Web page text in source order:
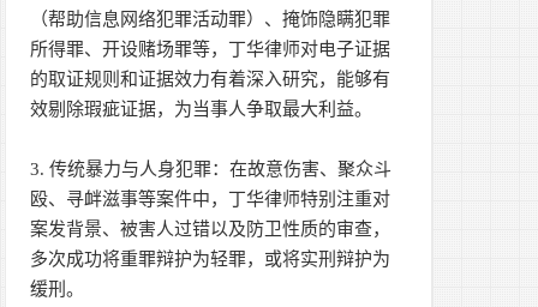
（帮助信息网络犯罪活动罪）、掩饰隐瞒犯罪
所得罪、开设赌场罪等，丁华律师对电子证据
的取证规则和证据效力有着深入研究，能够有
效剔除瑕疵证据，为当事人争取最大利益。
3. 传统暴力与人身犯罪：在故意伤害、聚众斗
殴、寻衅滋事等案件中，丁华律师特别注重对
案发背景、被害人过错以及防卫性质的审查，
多次成功将重罪辩护为轻罪，或将实刑辩护为
缓刑。